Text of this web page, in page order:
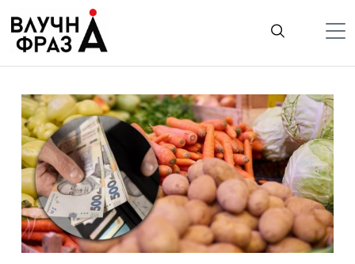
содержимому
Гроші
Життя
Лайфстайл
ТехноНаука
Людина